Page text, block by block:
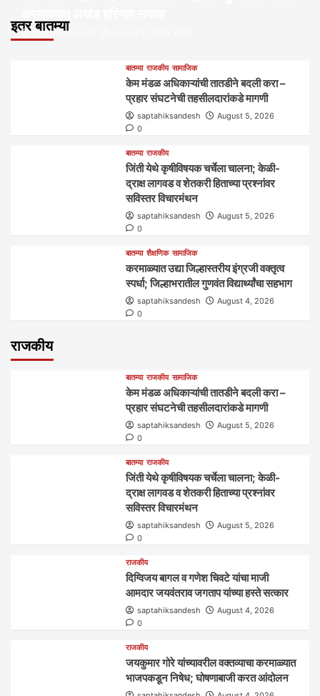
इतर बातम्या
saptahiksandesh
बातम्या राजकीय सामाजिक
केम मंडळ अधिकाऱ्यांची तातडीने बदली करा –
प्रहार संघटनेची तहसीलदारांकडे मागणी
saptahiksandesh
August 5, 2026
0
बातम्या राजकीय
जिंती येथे कृषीविषयक चर्चेला चालना; केळी-
द्राक्ष लागवड व शेतकरी हिताच्या प्रश्नांवर
सविस्तर विचारमंथन
saptahiksandesh
August 5, 2026
0
बातम्या शैक्षणिक सामाजिक
करमाळ्यात उद्या जिल्हास्तरीय इंग्रजी वक्तृत्व
स्पर्धा; जिल्हाभरातील गुणवंत विद्यार्थ्यांचा सहभाग
saptahiksandesh
August 4, 2026
0
राजकीय
बातम्या राजकीय सामाजिक
केम मंडळ अधिकाऱ्यांची तातडीने बदली करा –
प्रहार संघटनेची तहसीलदारांकडे मागणी
saptahiksandesh
August 5, 2026
0
बातम्या राजकीय
जिंती येथे कृषीविषयक चर्चेला चालना; केळी-
द्राक्ष लागवड व शेतकरी हिताच्या प्रश्नांवर
सविस्तर विचारमंथन
saptahiksandesh
August 5, 2026
0
राजकीय
दिग्विजय बागल व गणेश चिवटे यांचा माजी
आमदार जयवंतराव जगताप यांच्या हस्ते सत्कार
saptahiksandesh
August 4, 2026
0
राजकीय
जयकुमार गोरे यांच्यावरील वक्तव्याचा करमाळ्यात
भाजपकडून निषेध; घोषणाबाजी करत आंदोलन